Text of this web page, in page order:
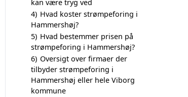
kan være tryg ved
4) Hvad koster strømpeforing i
Hammershøj?
5) Hvad bestemmer prisen på
strømpeforing i Hammershøj?
6) Oversigt over firmaer der
tilbyder strømpeforing i
Hammershøj eller hele Viborg
kommune